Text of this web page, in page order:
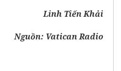
Linh Tiến Khải
Nguồn: Vatican Radio